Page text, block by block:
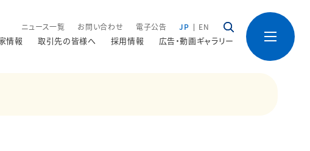
ニュース一覧 お問い合わせ 電子公告 JP EN
情報 取引先の皆様へ 採用情報 広告・動画ギャラリー